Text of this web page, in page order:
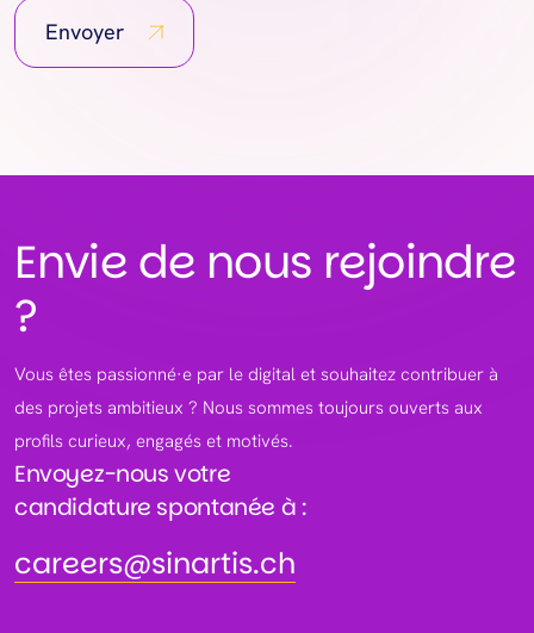
Envoyer
Envie de nous rejoindre
?
Vous êtes passionné·e par le digital et souhaitez contribuer à
des projets ambitieux ? Nous sommes toujours ouverts aux
profils curieux, engagés et motivés.
Envoyez-nous votre
candidature spontanée à :
careers@sinartis.ch
careers@sinartis.ch